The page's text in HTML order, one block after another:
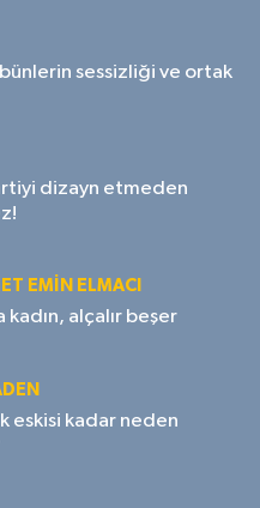
sessizliği ve ortak
dizayn etmeden
EMIN ELMACI
kadın, alçalır beşer
eskisi kadar neden